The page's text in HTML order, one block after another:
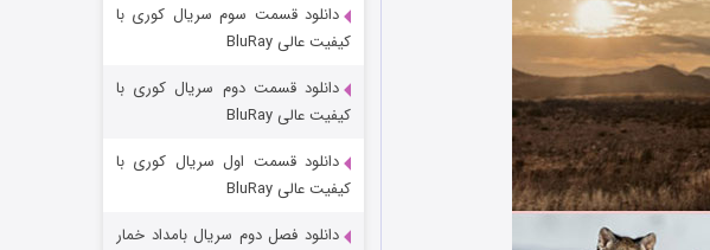
دانلود قسمت سوم سریال کوری با
کیفیت عالی BluRay
دانلود قسمت دوم سریال کوری با
کیفیت عالی BluRay
دانلود قسمت اول سریال کوری با
کیفیت عالی BluRay
دانلود فصل دوم سریال بامداد خمار